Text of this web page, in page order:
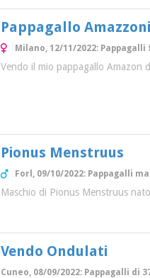
Pappagallo
Milano, 12/11/2022:
Vendo il mio pappagallo Amazon
Pionus Menstruus
Forl, 09/10/2022: Pappagalli
Maschio di Pionus Menstruus
Vendo Ondulati
Cuneo, 08/09/2022: Pappagalli